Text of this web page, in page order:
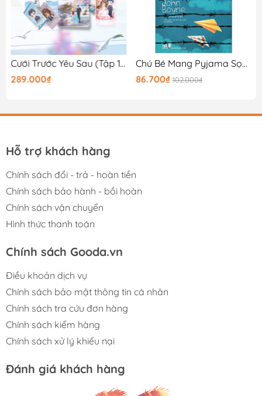
Cưới Trước Yêu Sau (Tập 1) - Bản Đặc Biệt
289.000₫
Chú Bé Mang Pyjama Sọc (Tái Bản 2026)
86.700₫ 102.000₫
Hỗ trợ khách hàng
Chính sách đổi - trả - hoàn tiền
Chính sách bảo hành - bồi hoàn
Chính sách vận chuyển
Hình thức thanh toán
Chính sách Gooda.vn
Điều khoản dịch vụ
Chính sách bảo mật thông tin cá nhân
Chính sách tra cứu đơn hàng
Chính sách kiểm hàng
Chính sách xử lý khiếu nại
Đánh giá khách hàng